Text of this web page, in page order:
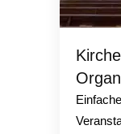
Einfache